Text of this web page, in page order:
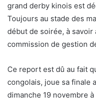
grand derby kinois est
Toujours au stade des
début de soirée, à savoir
commission de gestion
Ce report est dû au fait
congolais, joue sa finale
dimanche 19 novembre